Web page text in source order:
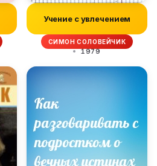
Учение с увлечением
СИМОН СОЛОВЕЙЧИК
1979